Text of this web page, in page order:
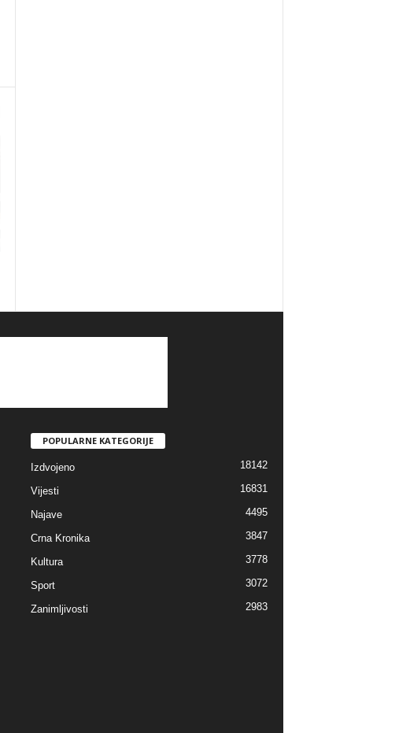
POPULARNE KATEGORIJE
Izdvojeno 18142
Vijesti 16831
Najave 4495
Crna Kronika 3847
Kultura 3778
Sport 3072
Zanimljivosti 2983